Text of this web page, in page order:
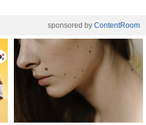
sponsored by ContentRoom